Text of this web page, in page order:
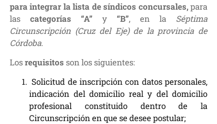
para integrar la lista de síndicos concursales,para
las categorías “A” y “B”, en la Séptima
Circunscripción (Cruz del Eje) de la provincia de
Córdoba.
Losrequisitos son los siguientes:
Solicitud de inscripción con datos personales,
indicación del domicilio real y del domicilio
profesional constituido dentro de la
Circunscripción en que se desee postular;